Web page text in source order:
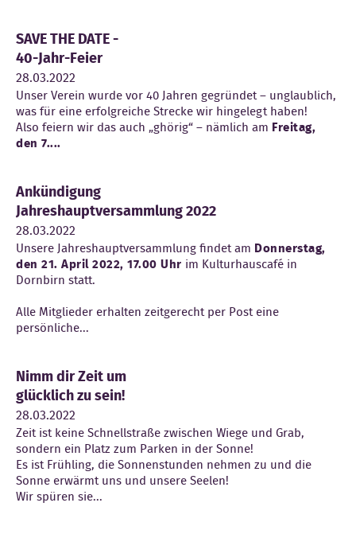
SAVE THE DATE -
40-Jahr-Feier
28.03.2022
Unser Verein wurde vor 40 Jahren gegründet – unglaublich,
was für eine erfolgreiche Strecke wir hingelegt haben!
Also feiern wir das auch „ghörig“ – nämlich am Freitag,
den 7....
Ankündigung
Jahreshauptversammlung 2022
28.03.2022
Unsere Jahreshauptversammlung findet am Donnerstag,
den 21. April 2022, 17.00 Uhr im Kulturhauscafé in
Dornbirn statt.
Alle Mitglieder erhalten zeitgerecht per Post eine
persönliche...
Nimm dir Zeit um
glücklich zu sein!
28.03.2022
Zeit ist keine Schnellstraße zwischen Wiege und Grab,
sondern ein Platz zum Parken in der Sonne!
Es ist Frühling, die Sonnenstunden nehmen zu und die
Sonne erwärmt uns und unsere Seelen!
Wir spüren sie...